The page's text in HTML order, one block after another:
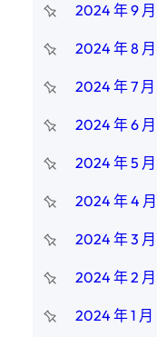
2024 年 9 月
2024 年 8 月
2024 年 7 月
2024 年 6 月
2024 年 5 月
2024 年 4 月
2024 年 3 月
2024 年 2 月
2024 年 1 月